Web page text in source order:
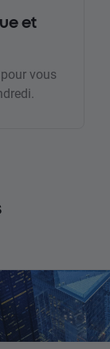
et
vous